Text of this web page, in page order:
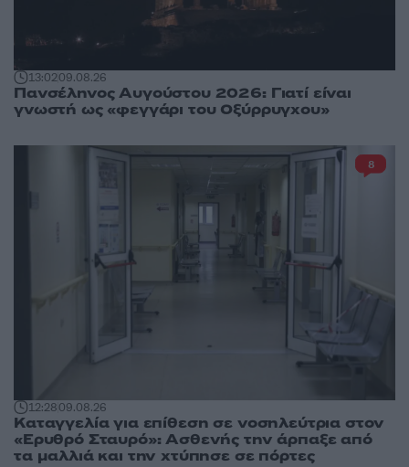
13:0209.08.26
Πανσέληνος Αυγούστου 2026: Γιατί είναι
γνωστή ως «φεγγάρι του Οξύρρυγχου»
12:2809.08.26
Καταγγελία για επίθεση σε νοσηλεύτρια στον
«Ερυθρό Σταυρό»: Ασθενής την άρπαξε από
τα μαλλιά και την χτύπησε σε πόρτες
8